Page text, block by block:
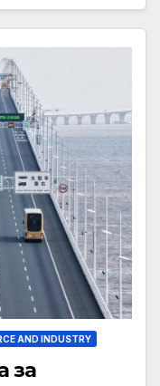
AND INDUSTRY
за